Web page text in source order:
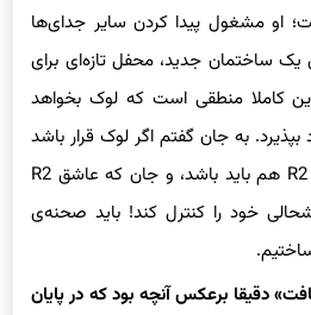
او مشغول پیدا کردن سایر جدای‌ها
ساختمان جدید، محفل تازه‌ای برای
کاملا منطقی است که لوک بخواهد
به جان گفتم اگر لوک قرار باشد
در سریال حاضر شود، پس R2 هم باید باشد، و جان که عاشق R2
خود را کنترل کند! باید صحنه‌ی
دقیقا برعکس آنچه بود که در پایان